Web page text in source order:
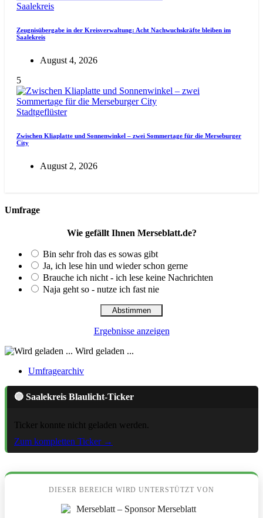
Saalekreis
Zeugnisübergabe in der Kreisverwaltung: Acht Nachwuchskräfte bleiben im
Saalekreis
August 4, 2026
5
Stadtgeflüster
Zwischen Kliaplatte und Sonnenwinkel – zwei Sommertage für die Merseburger
City
August 2, 2026
Umfrage
Wie gefällt Ihnen Merseblatt.de?
Bin sehr froh das es sowas gibt
Ja, ich lese hin und wieder schon gerne
Brauche ich nicht - ich lese keine Nachrichten
Naja geht so - nutze ich fast nie
Ergebnisse anzeigen
Wird geladen ...
Umfragearchiv
🔵 Saalekreis Blaulicht-Ticker
Ticker konnte nicht geladen werden.
Zum kompletten Ticker →
DIESER BEREICH WIRD UNTERSTÜTZT VON